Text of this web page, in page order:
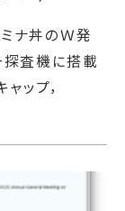
ナ丼のＷ発
探査機に搭載
ップ，